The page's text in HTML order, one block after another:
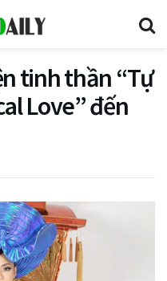
tinh thần “Tự
Love” đến